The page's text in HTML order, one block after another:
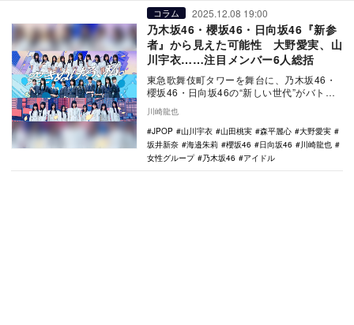
コラム 2025.12.08 19:00
乃木坂46・櫻坂46・日向坂46『新参
者』から見えた可能性 大野愛実、山
川宇衣……注目メンバー6人総括
東急歌舞伎町タワーを舞台に、乃木坂46・
櫻坂46・日向坂46の“新しい世代”がバトン
参者 …
川崎龍也
JPOP
山川宇衣 山田桃実 森平麗心
大野愛実
坂井新奈
海邉朱莉 櫻坂46 日向坂46
川崎龍也
女性グループ
乃木坂46 アイドル